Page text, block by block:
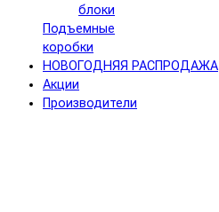
блоки
Подъемные
коробки
НОВОГОДНЯЯ РАСПРОДАЖА
Акции
Производители